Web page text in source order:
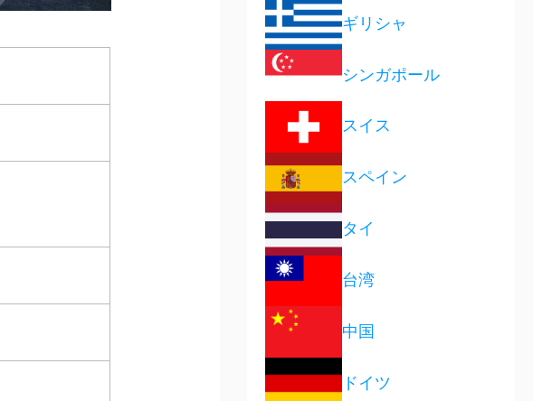
ギリシャ
シンガポール
スイス
スペイン
タイ
台湾
中国
ドイツ